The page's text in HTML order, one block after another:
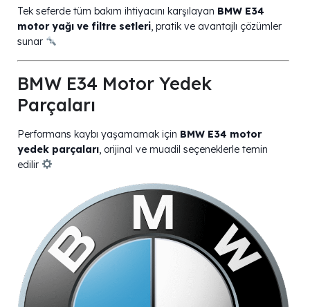
Tek seferde tüm bakım ihtiyacını karşılayan BMW E34
motor yağı ve filtre setleri , pratik ve avantajlı çözümler
sunar
BMW E34 Motor Yedek
Parçaları
Performans kaybı yaşamamak için BMW E34 motor
yedek parçaları , orijinal ve muadil seçeneklerle temin
edilir